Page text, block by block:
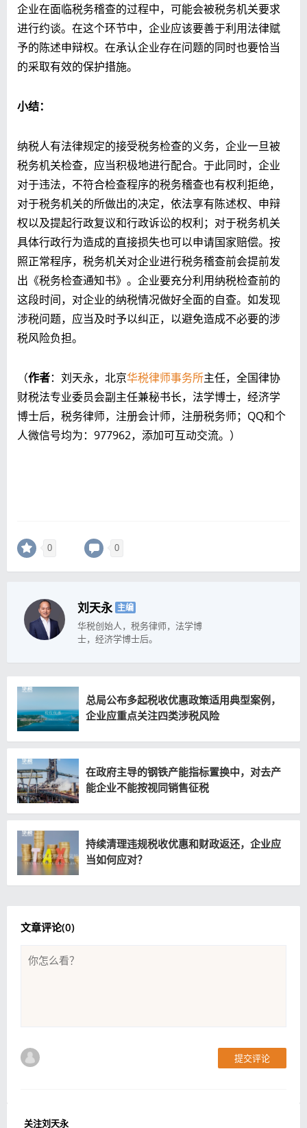
企业在面临税务稽查的过程中，可能会被税务机关要求
进行约谈。在这个环节中，企业应该要善于利用法律赋
予的陈述申辩权。在承认企业存在问题的同时也要恰当
的采取有效的保护措施。
小结：
纳税人有法律规定的接受税务检查的义务，企业一旦被
税务机关检查，应当积极地进行配合。于此同时，企业
对于违法，不符合检查程序的税务稽查也有权利拒绝，
对于税务机关的所做出的决定，依法享有陈述权、申辩
权以及提起行政复议和行政诉讼的权利；对于税务机关
具体行政行为造成的直接损失也可以申请国家赔偿。按
照正常程序，税务机关对企业进行税务稽查前会提前发
出《税务检查通知书》。企业要充分利用纳税检查前的
这段时间，对企业的纳税情况做好全面的自查。如发现
涉税问题，应当及时予以纠正，以避免造成不必要的涉
税风险负担。
（作者：刘天永，北京华税律师事务所主任，全国律协
财税法专业委员会副主任兼秘书长，法学博士，经济学
博士后，税务律师，注册会计师，注册税务师；QQ和个
人微信号均为：977962，添加可互动交流。）
0 0
刘天永 主编
华税创始人，税务律师，法学博
士，经济学博士后。
总局公布多起税收优惠政策适用典型案例，
企业应重点关注四类涉税风险
在政府主导的钢铁产能指标置换中，对去产
能企业不能按视同销售征税
持续清理违规税收优惠和财政返还，企业应
当如何应对？
文章评论(0)
提交评论
关注刘天永